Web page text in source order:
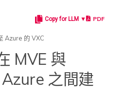
概述
建立帳戶
強制多重身分驗證
建立 LAG
將 Port 新增至 LAG
11:11 Systems
3DS Outscale
阿里雲專線接入
概述
3DS Outscale MCR 連線
阿里雲 MCR 連線
概述
Aruba SD-WAN
Aviatrix
路由過濾
路由通告
路由彙總
6WIND 概述
6WIND 授權網路功能
規劃部署
Anapaya 概述
規劃部署
建立 MVE
Aruba SD-WAN 概述
規劃部署
建立 MVE
Aviatrix Secure Edge 概述
規劃部署
建立 MVE
Check Point CloudGuard 概
規劃部署
Cisco MVE 概述
規劃部署
建立 MVE
Fortinet FortiGate 概述
規劃部署
建立 MVE
Juniper MVE 概述
規劃部署
建立 MVE
VM-Series Firewall
Prisma SD-WAN
Peplink FusionHub 概述
規劃部署
建立 MVE
Versa SD-WAN 概述
規劃部署
建立 MVE
VMware SD-WAN 概述
規劃部署
建立 MVE
IX 需求
加入 IX
AMS-IX 連線
編輯 IX
變更合約 IX 的速率
遷移 IX
MegaIX 功能概述
MegaIX Looking Glass（路
由診斷）
啟用 Port
訂購時的錯誤
容量錯誤
Port 或 VXC 中斷或不穩定
Port 延遲
Port 或 VXC 封包遺失
MCR 中斷或無法使用
MCR 路由
MCR BGP 工作階段中斷
MVE 中斷或無法使用
MVE 網際網路連線
SD-WAN 管理連線
IX 連線
IX BGP 路由
IX BGP 工作階段中斷
雲端服務供應商互聯位址空間
ExpressRoute 線路容量不足
Copy for LLM ▼ PDF
Azure 的 VXC
MVE 與
之間建